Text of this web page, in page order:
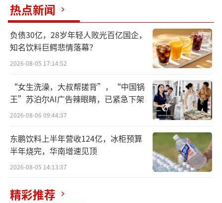
飘飘于2017年成功登陆上交所。去年12月，创
始人、董事长蒋建琪卸任总经理一职，由职业
经理人杨冬云接任。后者曾在广州宝洁、黛安
芬、易达、速8酒店及白象食品等多家知名企业
担任高管，杨冬云在白象任职期间主导的精炖
大骨面产品研发与推广，推出后的第二年，这
款产品的收入从1亿元跃升到20亿元，一度成为
业内佳话。
不过，杨冬云上任之时，正值香飘飘业绩
承压之际。自2020年以来，香飘飘已连续3年营
收下滑，即便在2023年业绩有所回暖，但仍未
恢复至2020年前水平。
热点新闻
负债30亿，28岁年轻人败光百亿国企，
知名饮料巨鳄悲情落幕？
2026-08-05 17:14:52
“女生洗澡，大叔帮搓背”，“中国锅
王”苏泊尔AI广告辣眼睛，已紧急下架
2026-08-06 09:44:37
东鹏饮料上半年营收124亿，冰柜预算
半年烧完，华南增速见顶
2026-08-05 14:13:37
精彩推荐